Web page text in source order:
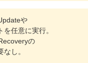
や
任意に実行。
の
し。